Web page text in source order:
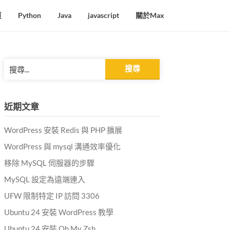
Python Java javascript 關於Max
搜
尋
字:
近期文章
WordPress 安裝 Redis 與 PHP 擴展
WordPress 與 mysql 溝通效率優化
移除 MySQL 伺服器的步驟
MySQL 設定為遠端連入
UFW 限制特定 IP 訪問 3306
Ubuntu 24 安裝 WordPress 教學